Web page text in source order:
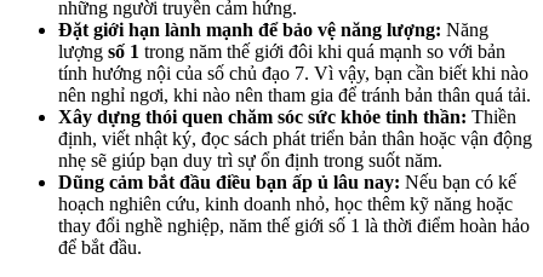
những người truyền cảm hứng.
Đặt giới hạn lành mạnh để bảo vệ năng lượng: Năng
lượng số 1 trong năm thế giới đôi khi quá mạnh so với bản
tính hướng nội của số chủ đạo 7. Vì vậy, bạn cần biết khi nào
nên nghỉ ngơi, khi nào nên tham gia để tránh bản thân quá tải.
Xây dựng thói quen chăm sóc sức khỏe tinh thần: Thiền
định, viết nhật ký, đọc sách phát triển bản thân hoặc vận động
nhẹ sẽ giúp bạn duy trì sự ổn định trong suốt năm.
Dũng cảm bắt đầu điều bạn ấp ủ lâu nay: Nếu bạn có kế
hoạch nghiên cứu, kinh doanh nhỏ, học thêm kỹ năng hoặc
thay đổi nghề nghiệp, năm thế giới số 1 là thời điểm hoàn hảo
để bắt đầu.